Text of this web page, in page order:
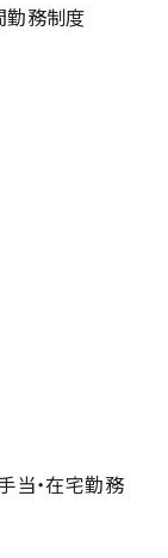
勤務制度
当・在宅勤務